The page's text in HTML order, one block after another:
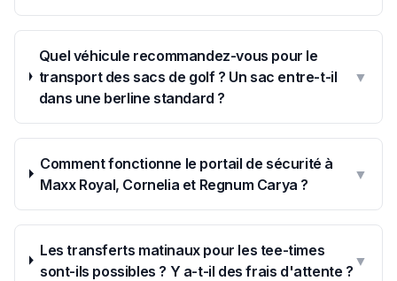
Quel véhicule recommandez-vous pour le
transport des sacs de golf ? Un sac entre-t-il
dans une berline standard ?
▼
Comment fonctionne le portail de sécurité à
Maxx Royal, Cornelia et Regnum Carya ?
▼
Les transferts matinaux pour les tee-times
sont-ils possibles ? Y a-t-il des frais d'attente ?
▼